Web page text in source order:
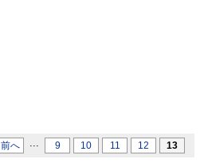
前へ ... 9 10 11 12 13